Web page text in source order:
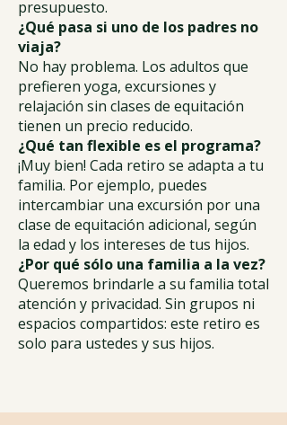
presupuesto.
¿Qué pasa si uno de los padres no
viaja?
No hay problema. Los adultos que
prefieren yoga, excursiones y
relajación sin clases de equitación
tienen un precio reducido.
¿Qué tan flexible es el programa?
¡Muy bien! Cada retiro se adapta a tu
familia. Por ejemplo, puedes
intercambiar una excursión por una
clase de equitación adicional, según
la edad y los intereses de tus hijos.
¿Por qué sólo una familia a la vez?
Queremos brindarle a su familia total
atención y privacidad. Sin grupos ni
espacios compartidos: este retiro es
solo para ustedes y sus hijos.